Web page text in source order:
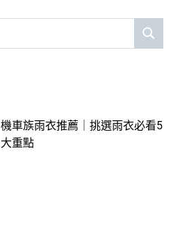
SEARCH
機車族雨衣推薦｜挑選雨衣必看5
大重點